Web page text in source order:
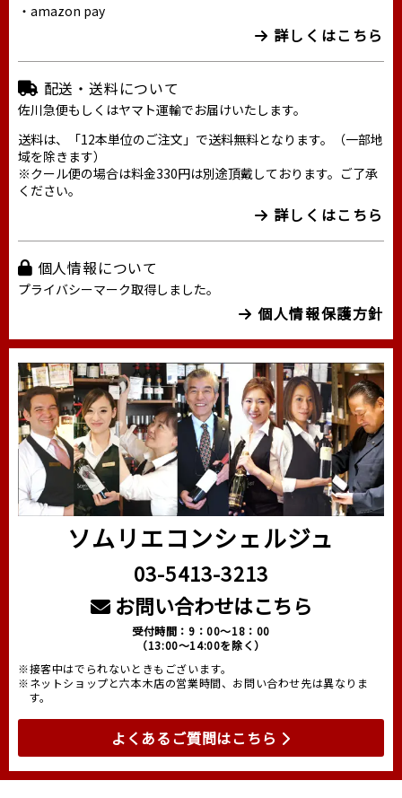
・amazon pay
詳しくはこちら
配送・送料について
佐川急便もしくはヤマト運輸でお届けいたします。
送料は、「12本単位のご注文」で送料無料となります。（一部地
域を除きます）
※クール便の場合は料金330円は別途頂戴しております。ご了承
ください。
詳しくはこちら
個人情報について
プライバシーマーク取得しました。
個人情報保護方針
ソムリエコンシェルジュ
03-5413-3213
お問い合わせはこちら
受付時間：9：00～18：00
（13:00～14:00を除く）
※接客中はでられないときもございます。
※ネットショップと六本木店の営業時間、お問い合わせ先は異なりま
す。
よくあるご質問はこちら